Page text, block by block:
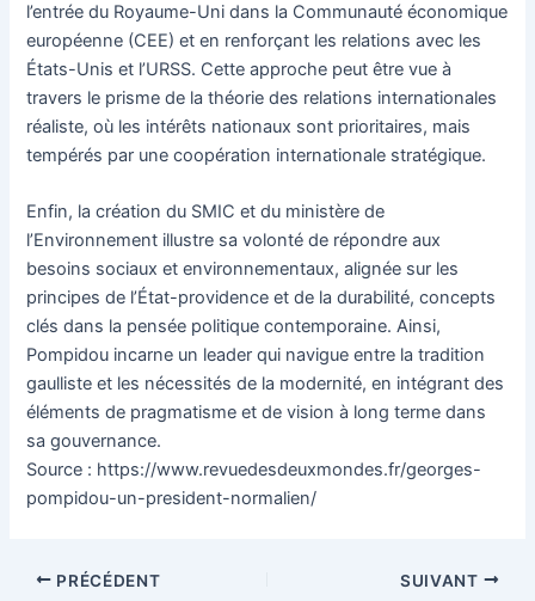
l’entrée du Royaume-Uni dans la Communauté économique
européenne (CEE) et en renforçant les relations avec les
États-Unis et l’URSS. Cette approche peut être vue à
travers le prisme de la théorie des relations internationales
réaliste, où les intérêts nationaux sont prioritaires, mais
tempérés par une coopération internationale stratégique.
Enfin, la création du SMIC et du ministère de
l’Environnement illustre sa volonté de répondre aux
besoins sociaux et environnementaux, alignée sur les
principes de l’État-providence et de la durabilité, concepts
clés dans la pensée politique contemporaine. Ainsi,
Pompidou incarne un leader qui navigue entre la tradition
gaulliste et les nécessités de la modernité, en intégrant des
éléments de pragmatisme et de vision à long terme dans
sa gouvernance.
Source : https://www.revuedesdeuxmondes.fr/georges-
pompidou-un-president-normalien/
NavigationPRÉCÉDENT SUIVANT